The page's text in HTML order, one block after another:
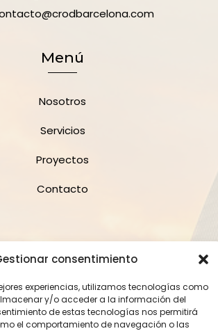
consentimiento
experiencias, utilizamos tecnologías como
y/o acceder a la información del
de estas tecnologías nos permitirá
el comportamiento de navegación o las
Menú
Nosotros
Servicios
Proyectos
Contacto
a la Newsletter